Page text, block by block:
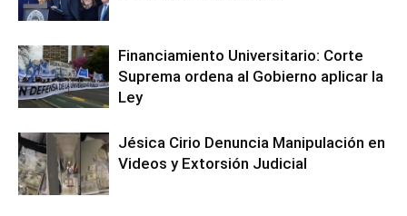
Financiamiento Universitario: Corte
Suprema ordena al Gobierno aplicar la
Ley
Jésica Cirio Denuncia Manipulación en
Videos y Extorsión Judicial